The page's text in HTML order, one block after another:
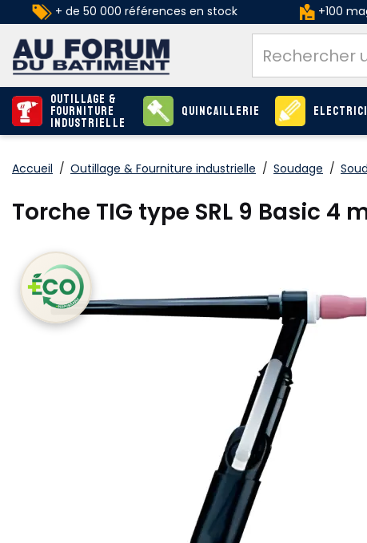
+ de 50 000 références en stock +100
Outillage &
Fourniture
industrielle
Quincaillerie
Accueil / Outillage & Fourniture industrielle / Soudage /
Torche TIG type SRL 9 Basic 4